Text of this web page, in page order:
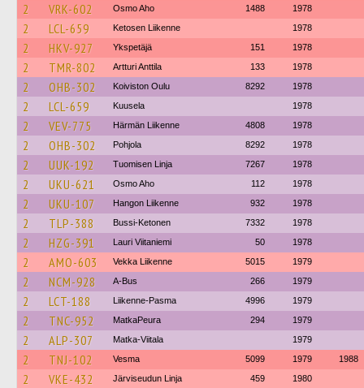
2 VRK-602 Osmo Aho 1488 1978
2 LCL-659 Ketosen Liikenne 1978
2 HKV-927 Ykspetäjä 151 1978
2 TMR-802 Artturi Anttila 133 1978
2 OHB-302 Koiviston Oulu 8292 1978
2 LCL-659 Kuusela 1978
2 VEV-775 Härmän Liikenne 4808 1978
2 OHB-302 Pohjola 8292 1978
2 UUK-192 Tuomisen Linja 7267 1978
2 UKU-621 Osmo Aho 112 1978
2 UKU-107 Hangon Liikenne 932 1978
2 TLP-388 Bussi-Ketonen 7332 1978
2 HZG-391 Lauri Viitaniemi 50 1978
2 AMO-603 Vekka Liikenne 5015 1979
2 NCM-928 A-Bus 266 1979
2 LCT-188 Liikenne-Pasma 4996 1979
2 TNC-952 MatkaPeura 294 1979
2 ALP-307 Matka-Viitala 1979
2 TNJ-102 Vesma 5099 1979 1988
2 VKE-432 Järviseudun Linja 459 1980